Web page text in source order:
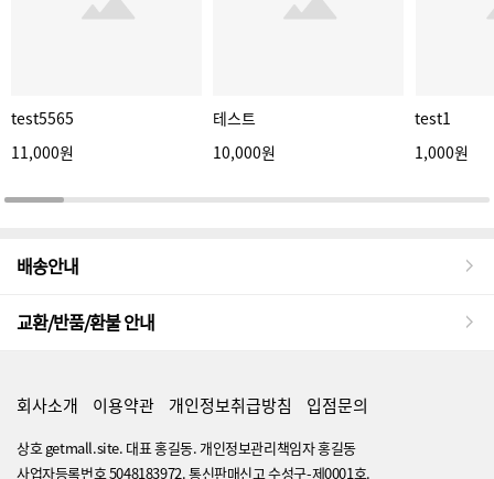
test5565
11,000원
테스트
10,000원
test1
1,000원
배송안내
교환/반품/환불 안내
회사소개 이용약관 개인정보취급방침 입점문의
상호 getmall.site. 대표 홍길동. 개인정보관리책임자 홍길동
사업자등록번호 5048183972. 통신판매신고 수성구-제0001호.